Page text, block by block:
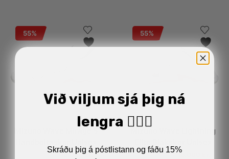
55%
kr. 15.000kr.
55%
Mizuno Wave Lightning
32.990kr. 15.000
Við viljum sjá þig ná
lengra 🏋🏼‍♂️
Skráðu þig á póstlistann og fáðu 15%